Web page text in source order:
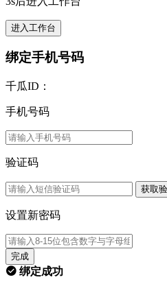
进入工作台
绑定手机号码
千瓜ID：
手机号码
验证码
获取
设置新密码
完成
绑定成功